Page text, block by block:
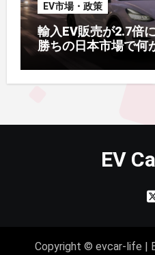
EV市場・政策
輸入EV販売が2.7倍
勝ちの日本市場で何
EV
Copyright © evcar-life